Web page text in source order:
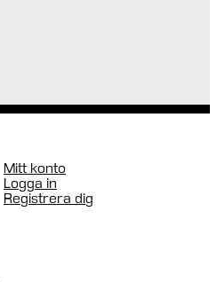
Mitt konto
Logga in
Registrera dig